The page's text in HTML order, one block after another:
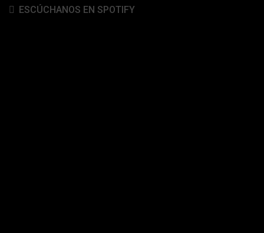
ESCÚCHANOS EN SPOTIFY